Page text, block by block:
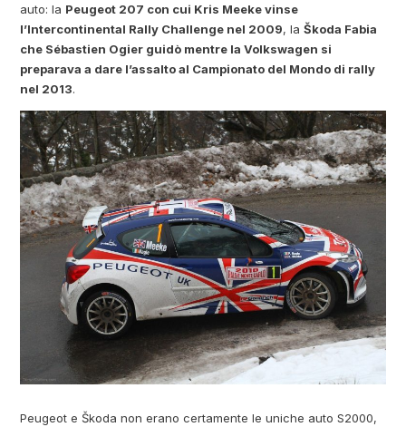
auto: la Peugeot 207 con cui Kris Meeke vinse
l’Intercontinental Rally Challenge nel 2009, laŠkoda Fabia
che Sébastien Ogier guidò mentre la Volkswagen si
preparava a dare l’assalto al Campionato del Mondo di rally
nel 2013.
Peugeot e Škoda non erano certamente le uniche auto S2000,